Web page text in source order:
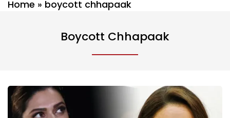
Home » boycott chhapaak
Boycott Chhapaak